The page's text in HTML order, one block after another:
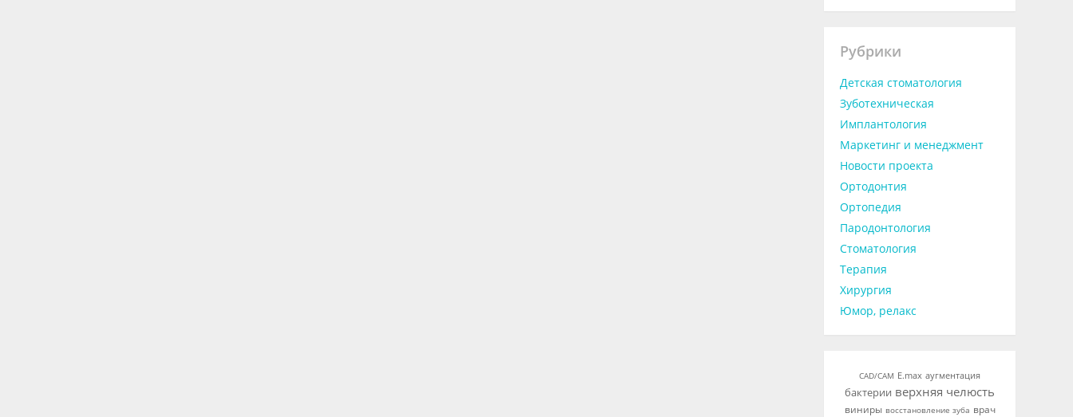
Рубрики
Детская стоматология
Зуботехническая
Имплантология
Маркетинг и менеджмент
Новости проекта
Ортодонтия
Ортопедия
Пародонтология
Стоматология
Терапия
Хирургия
Юмор, релакс
CAD/CAM E.max аугментация
бактерии верхняя челюсть
виниры восстановление зуба врач